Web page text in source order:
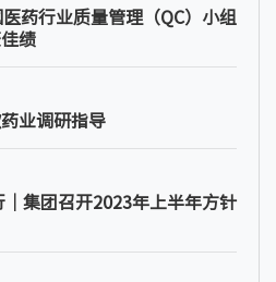
药行业质量管理（QC）小组
绩
业调研指导
集团召开2023年上半年方针